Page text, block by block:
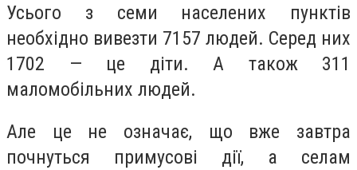
Усього з семи населених пунктів
необхідно вивезти 7157 людей. Серед них
1702 — це діти. А також 311
маломобільних людей.
Але це не означає, що вже завтра
почнуться примусові дії, а селам